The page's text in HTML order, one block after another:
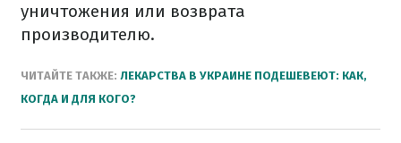
уничтожения или возврата
производителю.
ЧИТАЙТЕ ТАКЖЕ: ЛЕКАРСТВА В УКРАИНЕ ПОДЕШЕВЕЮТ: КАК,
КОГДА И ДЛЯ КОГО?